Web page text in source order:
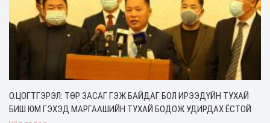
О.ЦОГТГЭРЭЛ: ТӨР ЗАСАГ ГЭЖ БАЙДАГ БОЛ ИРЭЭДҮЙН ТУХАЙ
БИШ ЮМ ГЭХЭД МАРГААШИЙН ТУХАЙ БОДОЖ УДИРДАХ ЁСТОЙ